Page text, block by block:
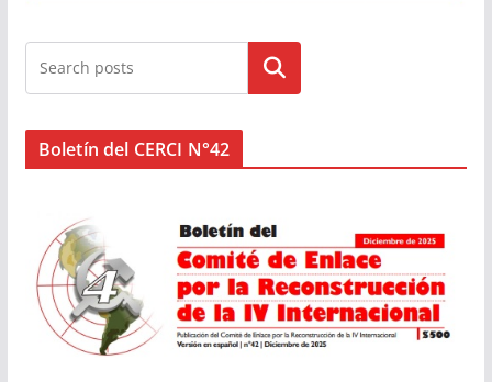
Buscar
Boletín del CERCI N°42